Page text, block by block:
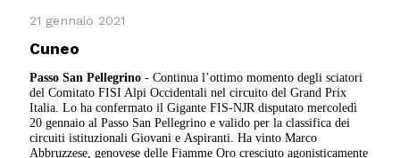
21 gennaio 2021
Cuneo
Passo San Pellegrino - Continua l’ottimo momento degli sciatori
del Comitato FISI Alpi Occidentali nel circuito del Grand Prix
Italia. Lo ha confermato il Gigante FIS-NJR disputato mercoledì
20 gennaio al Passo San Pellegrino e valido per la classifica dei
circuiti istituzionali Giovani e Aspiranti. Ha vinto Marco
Abbruzzese, genovese delle Fiamme Oro cresciuto agonisticamente